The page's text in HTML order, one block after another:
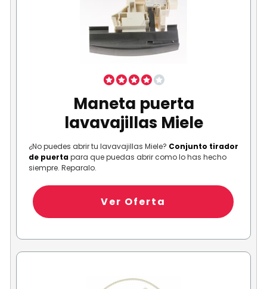
Maneta puerta
lavavajillas Miele
¿No puedes abrir tu lavavajillas Miele? Conjunto tirador
de puertapara que puedas abrir como lo has hecho
siempre. Reparalo.
Ver Oferta